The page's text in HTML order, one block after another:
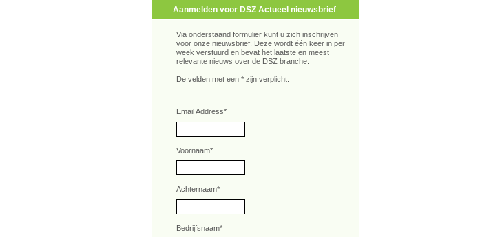
Aanmelden voor DSZ Actueel nieuwsbrief
Via onderstaand formulier kunt u zich inschrijven
voor onze nieuwsbrief. Deze wordt één keer in per
week verstuurd en bevat het laatste en meest
relevante nieuws over de DSZ branche.
De velden met een * zijn verplicht.
Email Address*
Voornaam*
Achternaam*
Bedrijfsnaam*